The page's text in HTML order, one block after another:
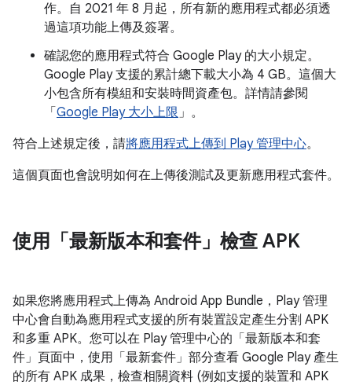
作。自 2021 年 8 月起，所有新的應用程式都必須透
過這項功能上傳及簽署。
確認您的應用程式符合 Google Play 的大小規定。
Google Play 支援的累計總下載大小為 4 GB。這個大
小包含所有模組和安裝時間資產包。詳情請參閱
「 Google Play 大小上限」。
符合上述規定後，請將應用程式上傳到 Play 管理中心。
這個頁面也會說明如何在上傳後測試及更新應用程式套件。
使用「最新版本和套件」檢查 APK
如果您將應用程式上傳為 Android App Bundle，Play 管理
中心會自動為應用程式支援的所有裝置設定產生分割 APK
和多重 APK。您可以在 Play 管理中心的「最新版本和套
件」頁面中，使用「最新套件」部分查看 Google Play 產生
的所有 APK 成果，檢查相關資料 (例如支援的裝置和 APK